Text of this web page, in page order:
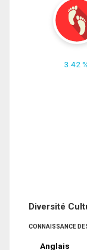
3.42
Diversité
CONNAISSANCE
Anglais